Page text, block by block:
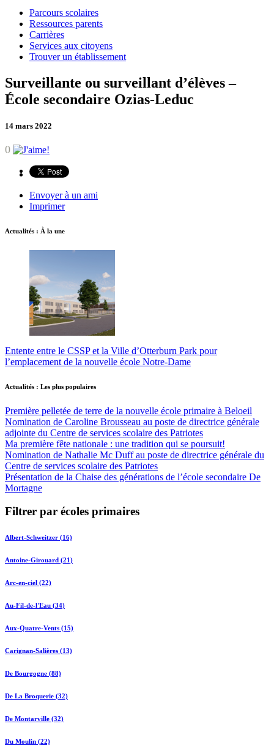
Parcours scolaires
Ressources parents
Carrières
Services aux citoyens
Trouver un établissement
Surveillante ou surveillant d’élèves –
École secondaire Ozias-Leduc
14 mars 2022
0
Envoyer à un ami
Imprimer
Actualités : À la une
Entente entre le CSSP et la Ville d’Otterburn Park pour
l’emplacement de la nouvelle école Notre-Dame
Actualités : Les plus populaires
Première pelletée de terre de la nouvelle école primaire à Beloeil
Nomination de Caroline Brousseau au poste de directrice générale
adjointe du Centre de services scolaire des Patriotes
Ma première fête nationale : une tradition qui se poursuit!
Nomination de Nathalie Mc Duff au poste de directrice générale du
Centre de services scolaire des Patriotes
Présentation de la Chaise des générations de l’école secondaire De
Mortagne
Filtrer par écoles primaires
Albert-Schweitzer (16)
Antoine-Girouard (21)
Arc-en-ciel (22)
Au-Fil-de-l'Eau (34)
Aux-Quatre-Vents (15)
Carignan-Salières (13)
De Bourgogne (88)
De La Broquerie (32)
De Montarville (32)
Du Moulin (22)